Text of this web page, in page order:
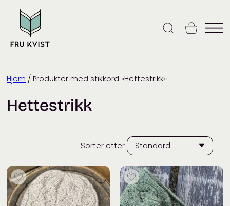
content
Hjem / Produkter med stikkord «Hettestrikk»
Hettestrikk
Sorter etter